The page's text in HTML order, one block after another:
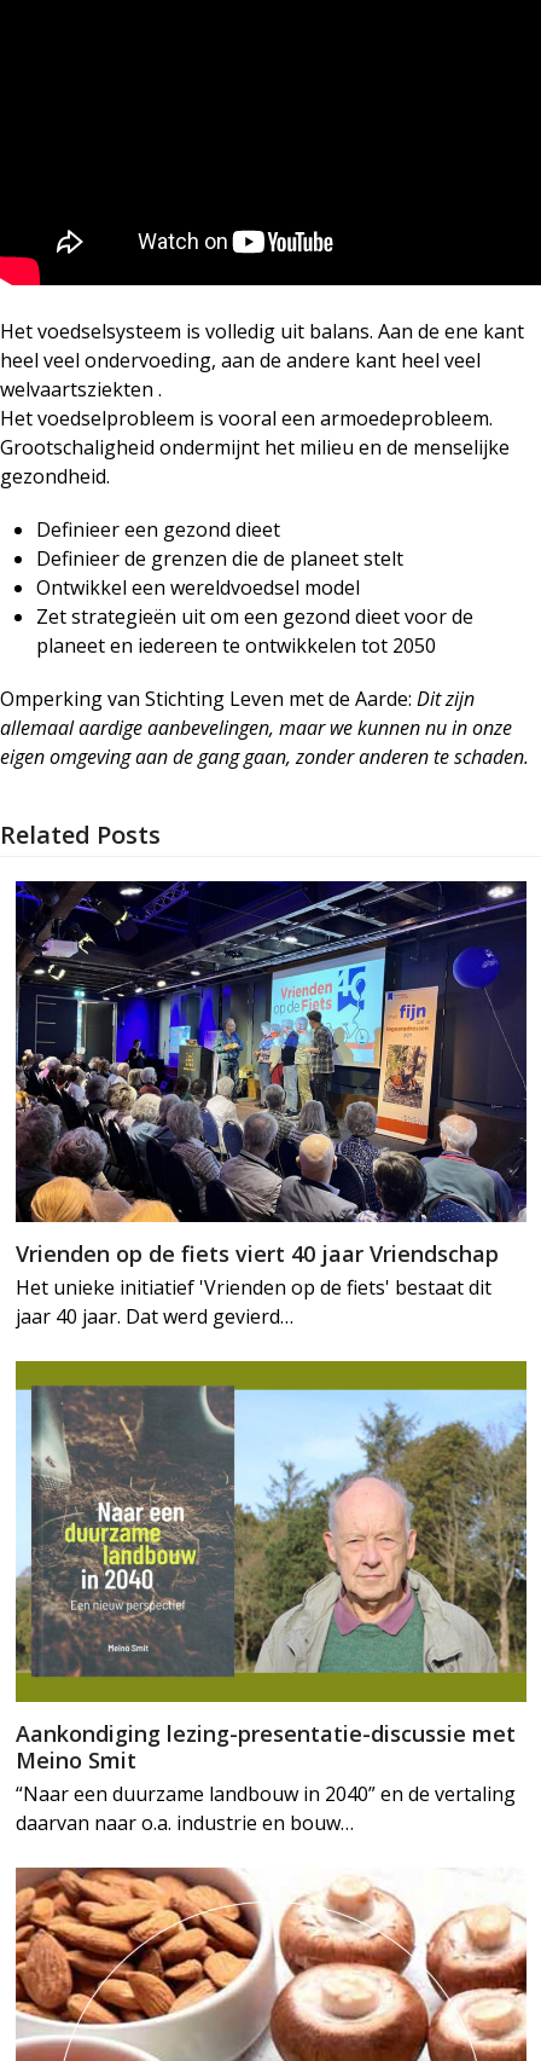
Het voedselsysteem is volledig uit balans. Aan de ene kant
heel veel ondervoeding, aan de andere kant heel veel
welvaartsziekten .
Het voedselprobleem is vooral een armoedeprobleem.
Grootschaligheid ondermijnt het milieu en de menselijke
gezondheid.
Definieer een gezond dieet
Definieer de grenzen die de planeet stelt
Ontwikkel een wereldvoedsel model
Zet strategieën uit om een gezond dieet voor de
planeet en iedereen te ontwikkelen tot 2050
Omperking van Stichting Leven met de Aarde: Dit zijn
allemaal aardige aanbevelingen, maar we kunnen nu in onze
eigen omgeving aan de gang gaan, zonder anderen te schaden.
Related Posts
Vrienden op de fiets viert 40 jaar Vriendschap
Het unieke initiatief 'Vrienden op de fiets' bestaat dit
jaar 40 jaar. Dat werd gevierd…
Aankondiging lezing-presentatie-discussie met
Meino Smit
“Naar een duurzame landbouw in 2040” en de vertaling
daarvan naar o.a. industrie en bouw…